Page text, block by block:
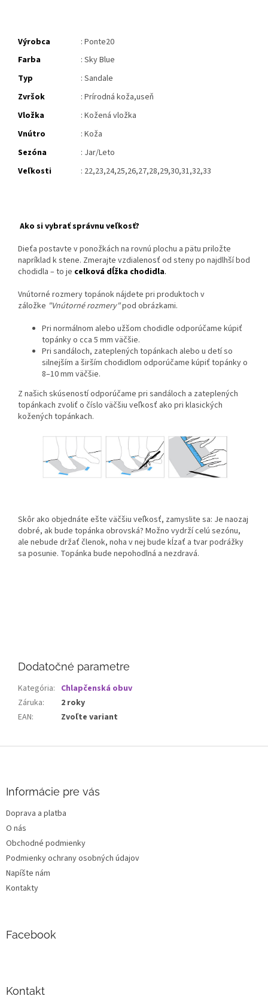
Výrobca
: Ponte20
Farba
: Sky Blue
Typ
: Sandale
Zvršok
: Prírodná koža,useň
Vložka
: Kožená vložka
Vnútro
: Koža
Sezóna
: Jar/Leto
Veľkosti
: 22,23,24,25,26,27,28,29,30,31,32,33
Ako si vybrať správnu veľkosť?
Dieťa postavte v ponožkách na rovnú plochu a pätu priložte
napríklad k stene. Zmerajte vzdialenosť od steny po najdlhší bod
chodidla – to je celková dĺžka chodidla.
Vnútorné rozmery topánok nájdete pri produktoch v
záložke "Vnútorné rozmery"pod obrázkami.
Pri normálnom alebo užšom chodidle odporúčame kúpiť
topánky o cca 5 mm väčšie.
Pri sandáloch, zateplených topánkach alebo u detí so
silnejším a širším chodidlom odporúčame kúpiť topánky o
8–10 mm väčšie.
Z našich skúseností odporúčame pri sandáloch a zateplených
topánkach zvoliť o číslo väčšiu veľkosť ako pri klasických
kožených topánkach.
Skôr ako objednáte ešte väčšiu veľkosť, zamyslite sa: Je naozaj
dobré, ak bude topánka obrovská? Možno vydrží celú sezónu,
ale nebude držať členok, noha v nej bude kĺzať a tvar podrážky
sa posunie. Topánka bude nepohodlná a nezdravá.
Dodatočné parametre
Kategória: Chlapčenská obuv
Záruka:
2 roky
EAN: Zvoľte variant
e
Informácie pre vás
Doprava a platba
O nás
Obchodné podmienky
Podmienky ochrany osobných údajov
Napíšte nám
Kontakty
Facebook
Kontakt